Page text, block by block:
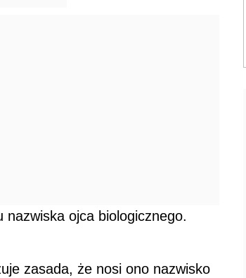
nazwiska ojca biologicznego.
zasada, że nosi ono nazwisko